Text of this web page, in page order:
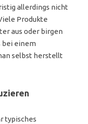
allerdings nicht
Produkte
aus oder birgen
bei einem
selbst herstellt
typisches